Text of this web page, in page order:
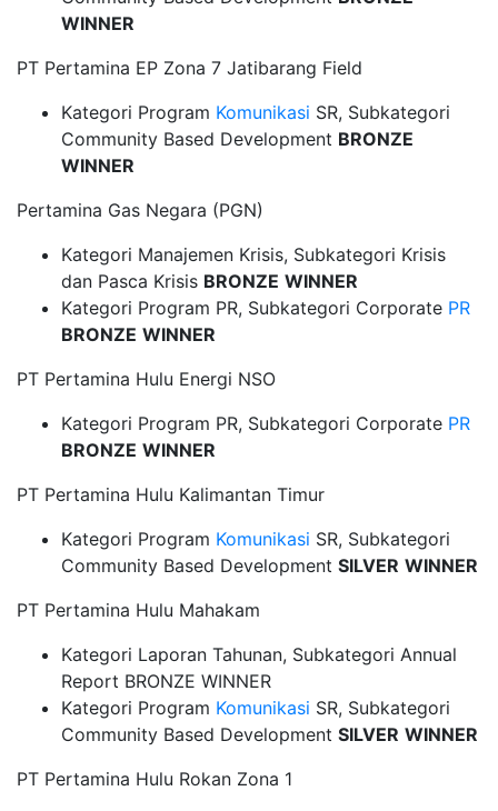
WINNER
PT Pertamina EP Zona 7 Jatibarang Field
Kategori Program Komunikasi SR, Subkategori
Community Based Development BRONZE
WINNER
Pertamina Gas Negara (PGN)
Kategori Manajemen Krisis, Subkategori Krisis
dan Pasca Krisis BRONZE WINNER
Kategori Program PR, Subkategori Corporate PR
BRONZE WINNER
PT Pertamina Hulu Energi NSO
Kategori Program PR, Subkategori Corporate PR
BRONZE WINNER
PT Pertamina Hulu Kalimantan Timur
Kategori Program Komunikasi SR, Subkategori
Community Based Development SILVER WINNER
PT Pertamina Hulu Mahakam
Kategori Laporan Tahunan, Subkategori Annual
Report BRONZE WINNER
Kategori Program Komunikasi SR, Subkategori
Community Based Development SILVER WINNER
PT Pertamina Hulu Rokan Zona 1